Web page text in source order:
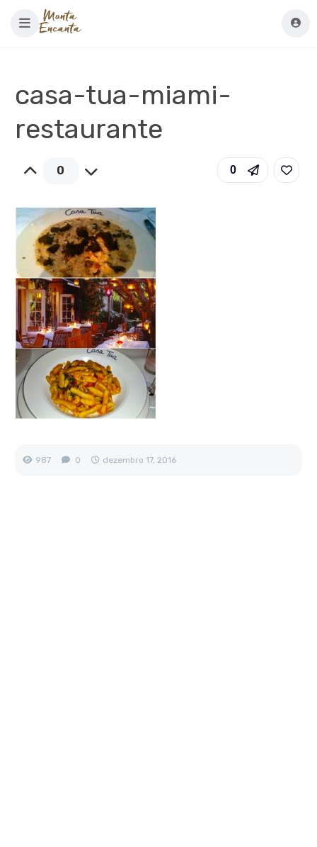
casa-tua-miami-
restaurante
0 0
987 0 dezembro 17, 2016